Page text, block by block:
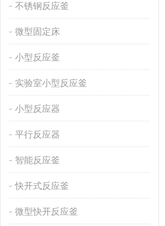
不锈钢反应釜
微型固定床
小型反应釜
实验室小型反应釜
小型反应器
平行反应器
智能反应釜
快开式反应釜
微型快开反应釜